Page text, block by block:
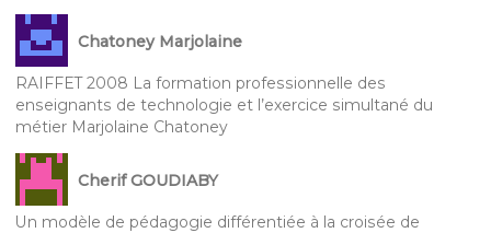
Chatoney Marjolaine
RAIFFET 2008 La formation professionnelle des
enseignants de technologie et l’exercice simultané du
métier Marjolaine Chatoney
Cherif GOUDIABY
Un modèle de pédagogie différentiée à la croisée de